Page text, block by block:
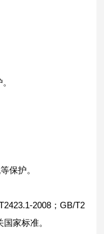
保护。
2008；GB/T2
家标准。